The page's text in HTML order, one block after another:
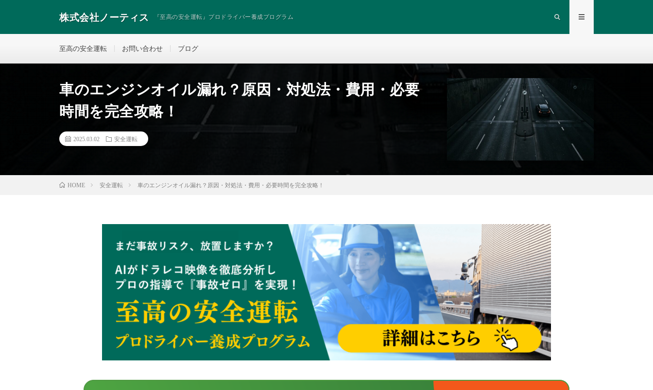
株式会社ノーティス 『至高の安全運転』プロドライバー養成プログラム
至高の安全運転 お問い合わせ ブログ
車のエンジンオイル漏れ？原因・対処法・費用・必要
時間を完全攻略！
2025.03.02 安全運転
HOME 安全運転 車のエンジンオイル漏れ？原因・対処法・費用・必要時間を完全攻略！